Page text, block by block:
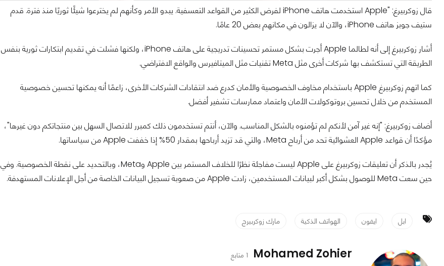
قال زوكربيرغ: "Apple استخدمت هاتف iPhone لفرض الكثير من القواعد التعسفية. يبدو الأمر وكأنهم لم يخترعوا شيئًا ثوريًا منذ فترة. قدم
ستيف جوبز هاتف iPhone، والآن لا يزالون في مكانهم بعض 20 عامًا.
أشار زوكربيرغ إلى أنه لطالما Apple أجرت بشكل مستمر تحسينات تدريجية على هاتف iPhone، ولكنها فشلت في تقديم ابتكارات ثورية بنفس
الطريقة التي تستكشف بها شركات أخرى مثل Meta تقنيات مثل الميتافيرس والواقع الافتراضي.
كما اتهم زوكربيرغ Apple باستخدام مخاوف الخصوصية والأمان كدرع ضد انتقادات الشركات الأخرى، زاعمًا أنه يمكنها تحسين خصوصية
المستخدم من خلال تحسين بروتوكولات الأمان واعتماد ممارسات تشفير أفضل.
أضاف زوكربيرغ: "إنه غير آمن لأنكم لم تؤمنوه بالشكل المناسب. والآن، أنتم تستخدمون ذلك كمبرر للاتصال السهل بين منتجاتكم دون غيرها"،
مؤكدًا أن قواعد Apple العشوائية تحد من أرباح Meta، والتي قد تزيد أرباحها بمقدار 50% إذا خففت Apple من سياساتها.
يُجدر بالذكر أن تعليقات زوكربيرغ على Apple ليست مفاجئة نظرًا للخلاف المستمر بين Apple وMeta، وبالتحديد على نقطة الخصوصية. وفي
حين سعت Meta للوصول بشكل أكبر لبيانات المستخدمين، زادت Apple من صعوبة تسجيل البيانات الخاصة من أجل الإعلانات المستهدفة.
ابل ايفون الهواتف الذكية مارك زوكربيرج
Mohamed Zohier 1 متابع